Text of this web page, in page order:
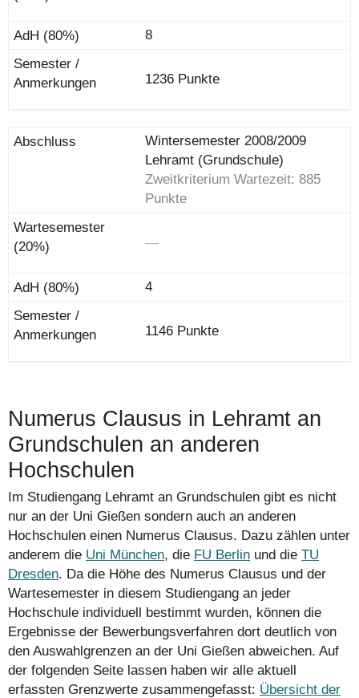
8
1236 Punkte
Wintersemester 2008/2009
Lehramt (Grundschule)
Zweitkriterium Wartezeit: 885
Punkte
―
4
1146 Punkte
Numerus Clausus in Lehramt an
Grundschulen an anderen
Hochschulen
Im Studiengang Lehramt an Grundschulen gibt es nicht
nur an der Uni Gießen sondern auch an anderen
Hochschulen einen Numerus Clausus. Dazu zählen unter
anderem die Uni München, die FU Berlin und die TU
Dresden. Da die Höhe des Numerus Clausus und der
Wartesemester in diesem Studiengang an jeder
Hochschule individuell bestimmt wurden, können die
Ergebnisse der Bewerbungs­verfahren dort deutlich von
den Auswahlgrenzen an der Uni Gießen abweichen. Auf
der folgenden Seite lassen haben wir alle aktuell
erfassten Grenzwerte zusammengefasst: Übersicht der